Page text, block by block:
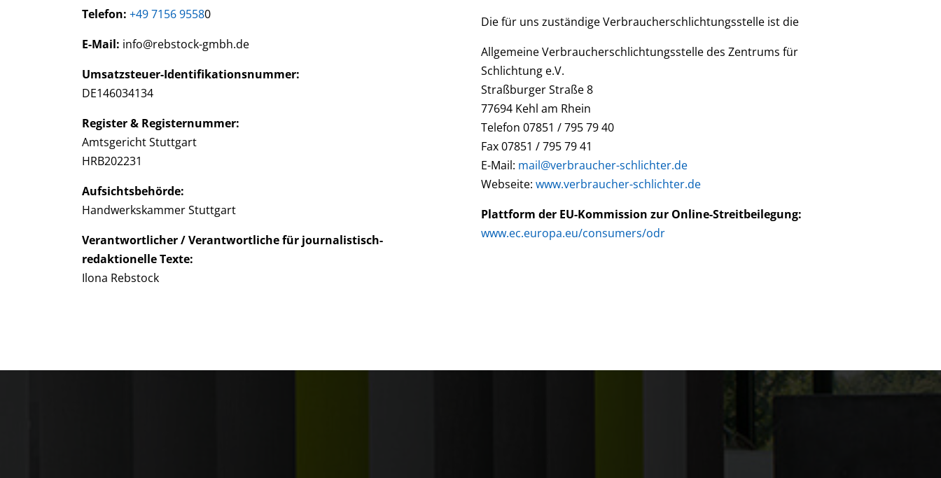
Telefon: +49 7156 95580
E-Mail: info@rebstock-gmbh.de
Umsatzsteuer-Identifikationsnummer:
DE146034134
Register & Registernummer:
Amtsgericht Stuttgart
HRB202231
Aufsichtsbehörde:
Handwerkskammer Stuttgart
Verantwortlicher / Verantwortliche für journalistisch-
redaktionelle Texte:
Ilona Rebstock
Die für uns zuständige Verbraucherschlichtungsstelle ist die
Allgemeine Verbraucherschlichtungsstelle des Zentrums für
Schlichtung e.V.
Straßburger Straße 8
77694 Kehl am Rhein
Telefon 07851 / 795 79 40
Fax 07851 / 795 79 41
E-Mail: mail@verbraucher-schlichter.de
Webseite: www.verbraucher-schlichter.de
Plattform der EU-Kommission zur Online-Streitbeilegung:
www.ec.europa.eu/consumers/odr